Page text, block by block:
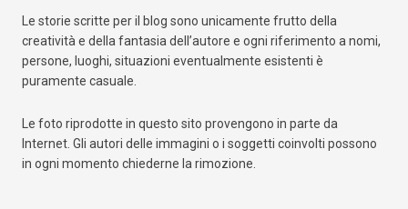
Le storie scritte per il blog sono unicamente frutto della
creatività e della fantasia dell’autore e ogni riferimento a nomi,
persone, luoghi, situazioni eventualmente esistenti è
puramente casuale.
Le foto riprodotte in questo sito provengono in parte da
Internet. Gli autori delle immagini o i soggetti coinvolti possono
in ogni momento chiederne la rimozione.